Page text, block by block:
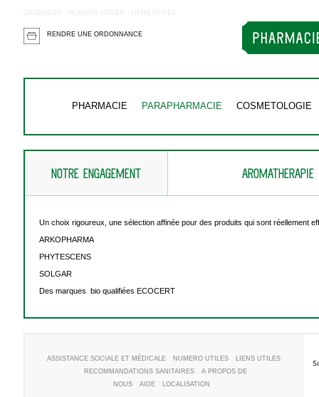
URGENCES NUMERO UTILES LIENS UTILES
RENDRE UNE ORDONNANCE
PHARMACIE PARAPHARMACIE COSMETOLOGIE
NOTRE ENGAGEMENT AROMATHERAPIE
Un choix rigoureux, une sélection affinée pour des produits qui sont réellement
ARKOPHARMA
PHYTESCENS
SOLGAR
Des marques bio qualifiées ECOCERT
ASSISTANCE SOCIALE ET MÉDICALE NUMERO UTILES
LIENS UTILES
RECOMMANDATIONS SANITAIRES
A PROPOS DE
NOUS
AIDE LOCALISATION